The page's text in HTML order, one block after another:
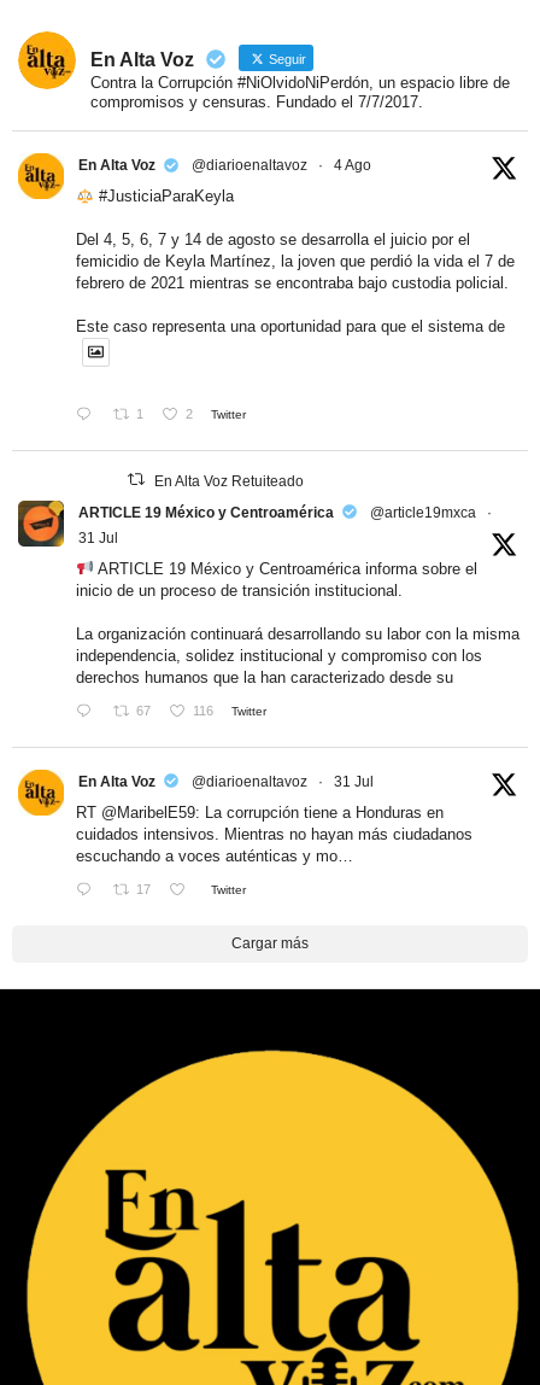
En Alta Voz Seguir
Contra la Corrupción #NiOlvidoNiPerdón, un espacio libre de
compromisos y censuras. Fundado el 7/7/2017.
En Alta Voz @diarioenaltavoz · 4 Ago
#JusticiaParaKeyla
Del 4, 5, 6, 7 y 14 de agosto se desarrolla el juicio por el
femicidio de Keyla Martínez, la joven que perdió la vida el 7 de
febrero de 2021 mientras se encontraba bajo custodia policial.
Este caso representa una oportunidad para que el sistema de
1 2 Twitter
En Alta Voz Retuiteado
ARTICLE 19 México y Centroamérica
@article19mxca
·
31 Jul
ARTICLE 19 México y Centroamérica informa sobre el
inicio de un proceso de transición institucional.
La organización continuará desarrollando su labor con la misma
independencia, solidez institucional y compromiso con los
derechos humanos que la han caracterizado desde su
67 116 Twitter
En Alta Voz @diarioenaltavoz · 31 Jul
RT @MaribelE59: La corrupción tiene a Honduras en
cuidados intensivos. Mientras no hayan más ciudadanos
escuchando a voces auténticas y mo…
17 Twitter
Cargar más